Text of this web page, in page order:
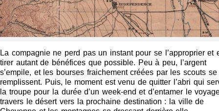
La compagnie ne perd pas un instant pour se l’approprier et
tirer autant de bénéfices que possible. Peu à peu, l’argent
s’empile, et les bourses fraichement créées par les scouts se
remplissent. Puis, le moment est venu de quitter l’abri qui
la troupe pour la durée d’un week-end et d’entamer le
travers le désert vers la prochaine destination : la ville de